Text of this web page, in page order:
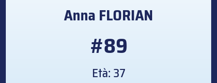
Anna FLORIAN
#89
Età: 37